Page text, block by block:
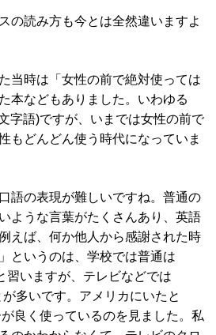
読み方も今とは全然違いますよ
当時は「女性の前で絶対使っては
本などもありました。いわゆる
字語)ですが、いまでは女性の前で
もどんどん使う時代になっていま
の表現が難しいですね。普通の
ような言葉がたくさんあり、英語
えば、何か他人から感謝された時
というのは、学校では普通は
習いますが、テレビなどでは
が多いです。アメリカにいたと
良く使っているのを見ました。私